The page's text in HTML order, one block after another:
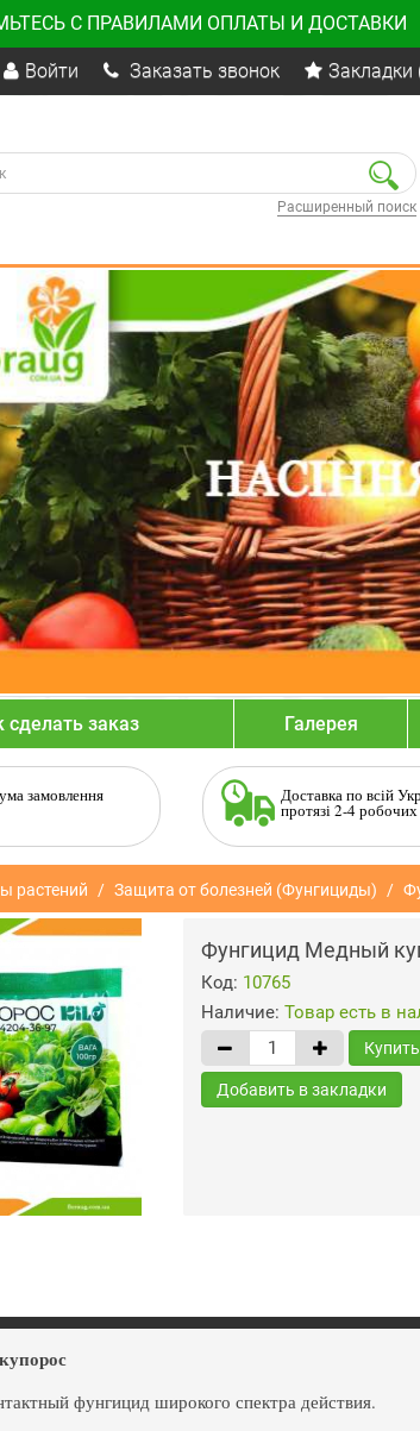
С ПРАВИЛАМИ ОПЛАТЫ И ДОСТАВКИ
Войти Заказать звонок Закладки
Расширенный поиск
сделать заказ Галерея
замовлення Доставка по всій
протязі 2-4 робочих
растений Защита от болезней (Фунгициды)
Фунгицид Медный
Код: 10765
Наличие: Товар есть в
Купить
Добавить в закладки
фунгицид широкого спектра действия.